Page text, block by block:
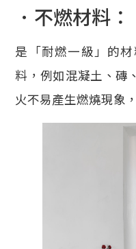
．不燃材料：
是「耐燃一級」的
料，例如混凝土、磚
火不易產生燃燒現象